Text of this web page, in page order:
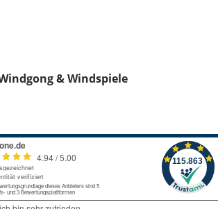
& Windspiele